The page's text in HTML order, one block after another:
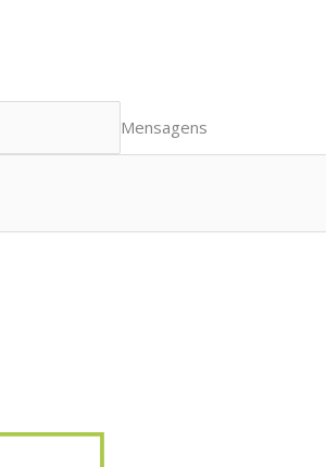
Mensagens